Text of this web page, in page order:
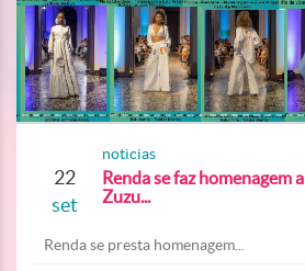
22
set
noticias
Renda se faz homenagem a
Zuzu...
Renda se presta homenagem...